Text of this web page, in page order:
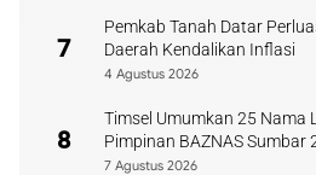
7
Pemkab Tanah Datar
Daerah Kendalikan Inflasi
4 Agustus 2026
8
Timsel Umumkan 25 Nama
Pimpinan BAZNAS Sumbar
7 Agustus 2026